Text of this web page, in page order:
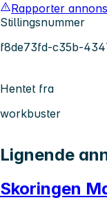
Rapporter
Stillingsnummer
f8de73fd-c35b-
Hentet fra
workbuster
Lignende
Skoringen